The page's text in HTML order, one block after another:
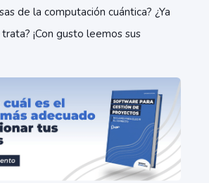
de la computación cuántica? ¿Ya
¡Con gusto leemos sus